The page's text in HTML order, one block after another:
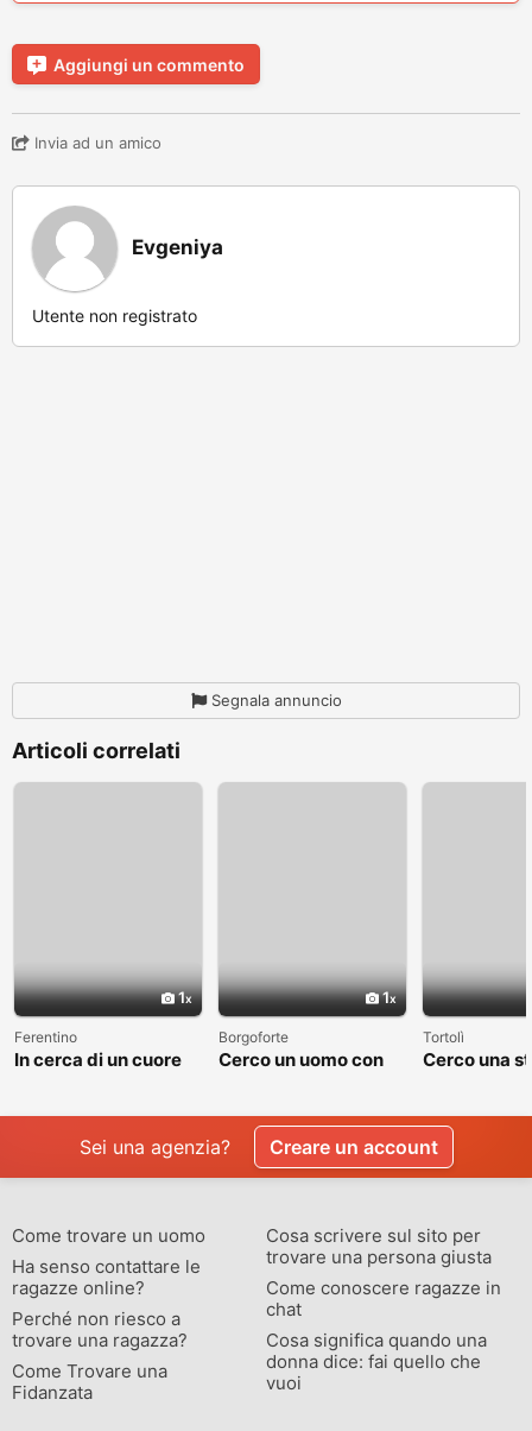
Aggiungi un commento
Invia ad un amico
Evgeniya
Utente non registrato
Segnala annuncio
Articoli correlati
1
Ferentino
In cerca di un cuore
1
Borgoforte
Cerco un uomo con
Tortolì
Cerco una
Sei una agenzia? Creare un account
Come trovare un uomo
Ha senso contattare le
ragazze online?
Perché non riesco a
trovare una ragazza?
Come Trovare una
Fidanzata
Cosa scrivere sul sito per
trovare una persona giusta
Come conoscere ragazze in
chat
Cosa significa quando una
donna dice: fai quello che
vuoi